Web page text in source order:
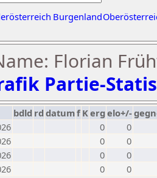
Burgenland
Florian
Partie-
bdld rd datumf Kerg elo+/-
0
0
0
0
0
0
0 0